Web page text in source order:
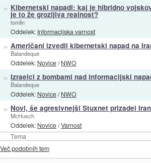
Tema
» Kibernetski napadi: kaj je hibridno
je to že grozljiva realnost?
tomlin
Oddelek: Informacijska varnost
» Američani izvedli kibernetski napad na
Balandeque
Oddelek: Novice/NWO
» Izraelci z bombami nad informacijski
Balandeque
Oddelek: Novice/NWO
» Novi, še agresivnejši Stuxnet prizadel Iran
McHusch
Oddelek: Novice/Varnost
Več podobnih tem